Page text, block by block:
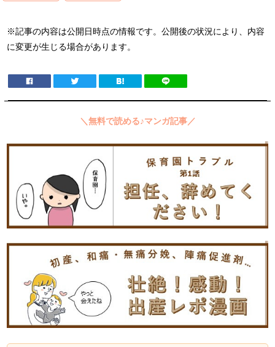
※記事の内容は公開日時点の情報です。公開後の状況により、内容
に変更が生じる場合があります。
＼無料で読める♪マンガ記事／